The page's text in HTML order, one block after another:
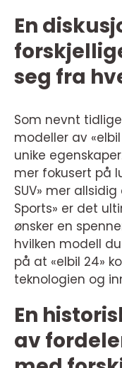
En
seg fra
Som nevnt
modeller av
unike
mer fokusert på
SUV» mer
Sports» er det
ønsker en
hvilken modell
på at «elbil 24»
teknologien og
En
av